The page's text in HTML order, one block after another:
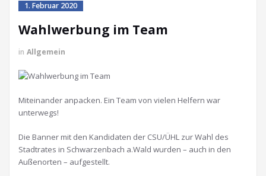
1. Februar 2020
Wahlwerbung im Team
in Allgemein
Miteinander anpacken. Ein Team von vielen Helfern war
unterwegs!
Die Banner mit den Kandidaten der CSU/ÜHL zur Wahl des
Stadtrates in Schwarzenbach a.Wald wurden – auch in den
Außenorten – aufgestellt.